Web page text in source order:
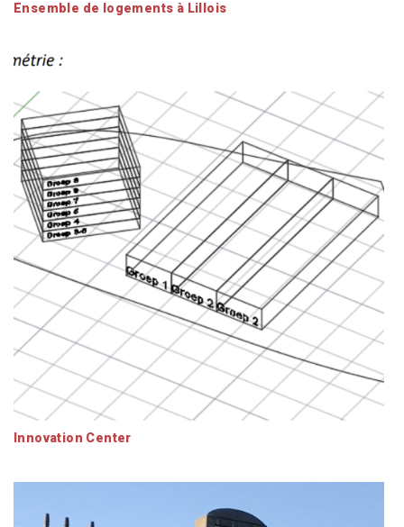
Ensemble de logements à Lillois
Innovation Center